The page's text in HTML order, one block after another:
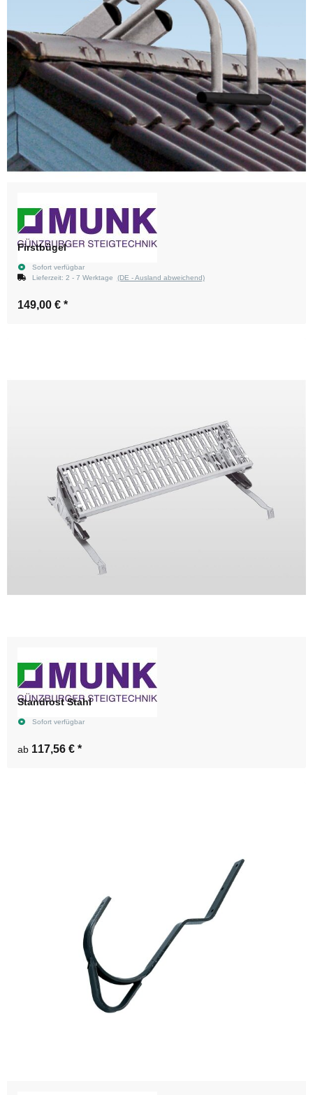
Firstbügel
Sofort verfügbar
Lieferzeit: 2 - 7 Werktage (DE - Ausland abweichend)
149,00 € *
Standrost Stahl
Sofort verfügbar
ab 117,56 € *